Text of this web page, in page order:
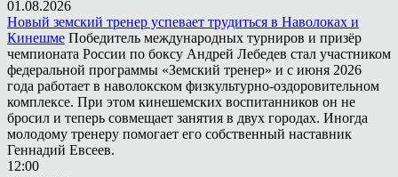
01.08.2026
Новый земский тренер успевает трудиться в Наволоках и
Кинешме Победитель международных турниров и призёр
чемпионата России по боксу Андрей Лебедев стал участником
федеральной программы «Земский тренер» и с июня 2026
года работает в наволокском физкультурно-оздоровительном
комплексе. При этом кинешемских воспитанников он не
бросил и теперь совмещает занятия в двух городах. Иногда
молодому тренеру помогает его собственный наставник
Геннадий Евсеев.
12:00